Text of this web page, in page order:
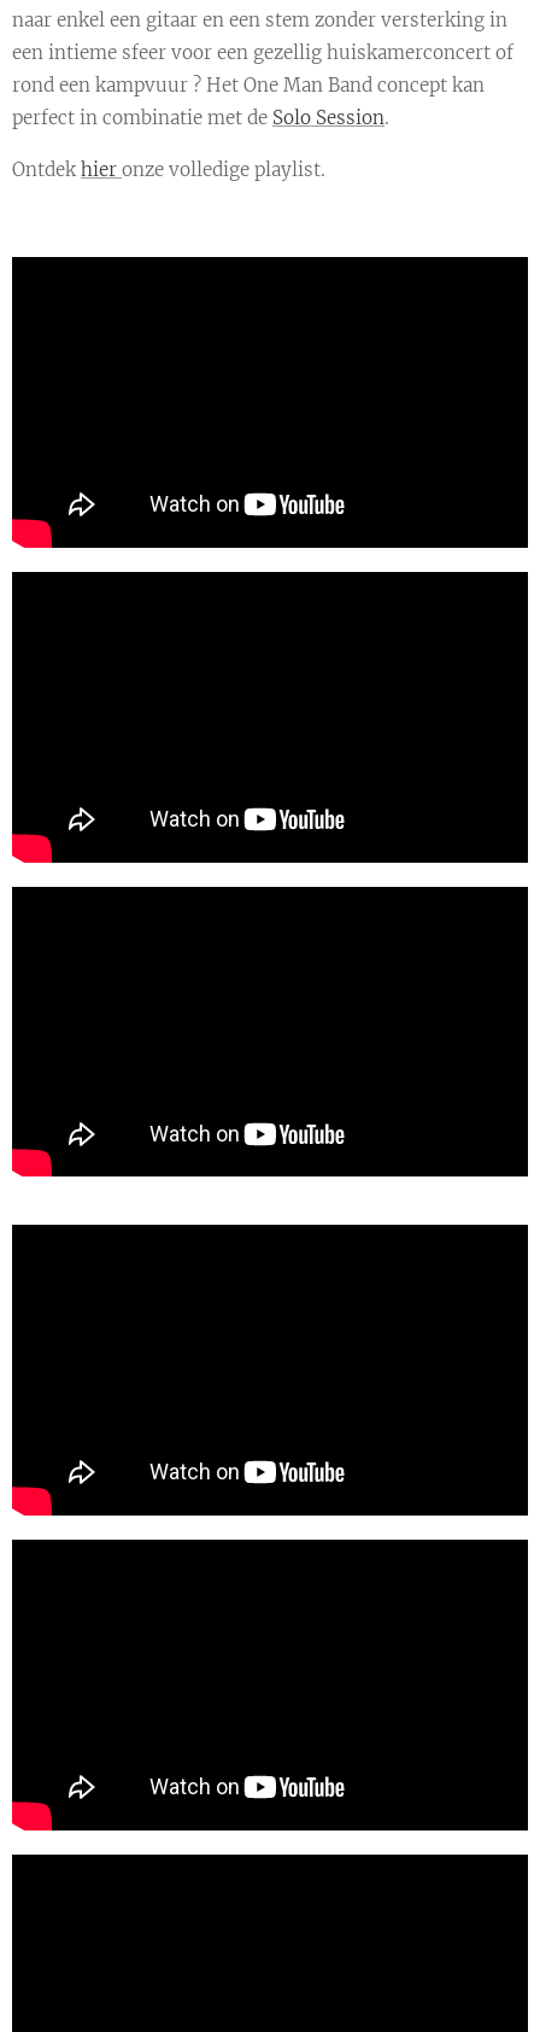
naar enkel een gitaar en een stem zonder versterking in
een intieme sfeer voor een gezellig huiskamerconcert of
rond een kampvuur ? Het One Man Band concept kan
perfect in combinatie met de Solo Session.
Ontdekhier onze volledige playlist.